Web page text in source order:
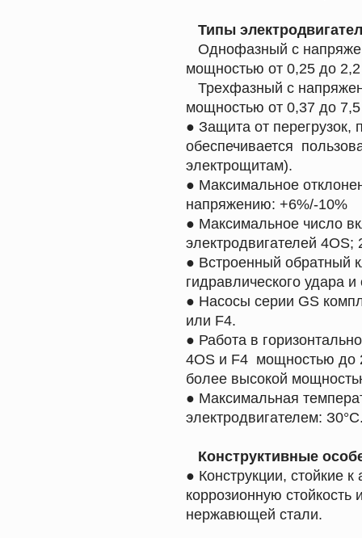
Типы
Однофазный с
мощностью от 0,25 до 2,2
Трехфазный с
мощностью от 0,37 до 7,5
● Защита от
обеспечивается
электрощитам).
● Максимальное
напряжению: +6%/-10%
● Максимальное число
электродвигателей 4OS;
● Встроенный обратный
гидравлического удара
● Насосы серии GS
или F4.
● Работа в
4OS и F4 мощностью до
более высокой
● Максимальная
электродвигателем:
Конструктивные
● Конструкции, стойкие
коррозионную стойкость
нержавющей стали.